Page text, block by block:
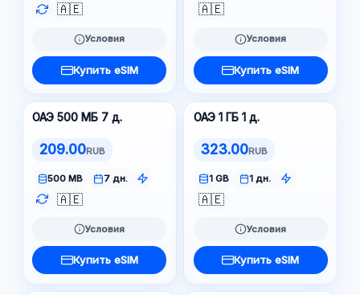
🇦🇪
Условия
Купить eSIM
🇦🇪
Условия
Купить eSIM
ОАЭ 500 МБ 7 д.
209.00RUB
500 MB 7 дн.
🇦🇪
Условия
Купить eSIM
ОАЭ 1 ГБ 1 д.
323.00RUB
1 GB 1 дн.
🇦🇪
Условия
Купить eSIM